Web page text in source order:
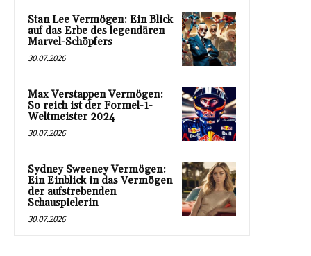
Stan Lee Vermögen: Ein Blick
auf das Erbe des legendären
Marvel-Schöpfers
30.07.2026
Max Verstappen Vermögen:
So reich ist der Formel-1-
Weltmeister 2024
30.07.2026
Sydney Sweeney Vermögen:
Ein Einblick in das Vermögen
der aufstrebenden
Schauspielerin
30.07.2026